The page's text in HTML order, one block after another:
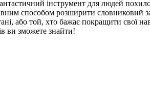
інструмент для людей
способом розширити
або той, хто бажає покращити свої
ви зможете знайти!